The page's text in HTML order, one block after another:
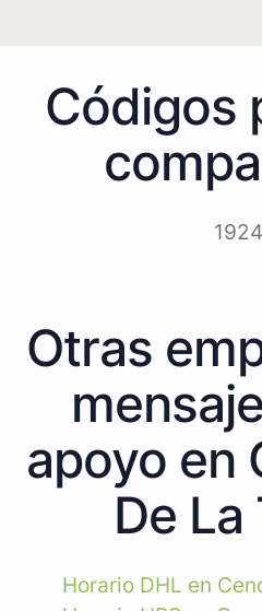
Códigos
Otras
apoyo en
De La
Horario DHL en